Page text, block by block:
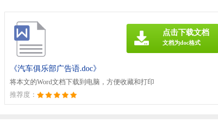
《汽车俱乐部广告语.doc》
将本文的Word文档下载到电脑，方便收藏和打印
推荐度：
点击下载文档
文档为doc格式